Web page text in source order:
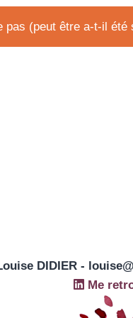
(peut être a-t-il
DIDIER -
Me